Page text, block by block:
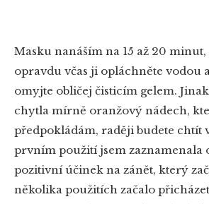
Masku nanáším na 15 až 20
opravdu včas ji opláchněte vodou
omyjte obličej čisticím gelem.
chytla mírně oranžový nádech,
předpokládám, raději budete chtít
prvním použití jsem zaznamenala
pozitivní účinek na zánět, který
několika použitích začalo